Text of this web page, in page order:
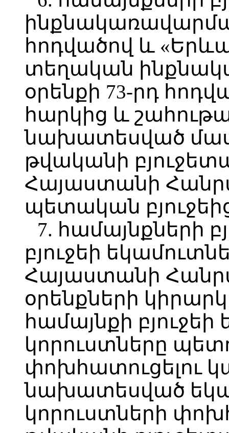
հոդվածով և
տեղական
օրենքի 73-րդ
հարկից և
նախատեսված
թվականի
Հայաստանի
պետական
7. համայնքների
բյուջեի
Հայաստանի
օրենքների
համայնքի
կորուստները
փոխհատուցելու
նախատեսված
կորուստների